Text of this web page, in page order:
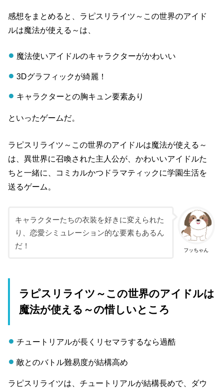
感想をまとめると、ラピスリライツ～この世界のアイド
ルは魔法が使える～は、
魔法使いアイドルのキャラクターがかわいい
3Dグラフィックが綺麗！
キャラクターとの胸キュン要素あり
といったゲームだ。
ラピスリライツ～この世界のアイドルは魔法が使える～
は、異世界に召喚された主人公が、かわいいアイドルた
ちと一緒に、コミカルかつドラマティックに学園生活を
送るゲーム。
フッちゃん
キャラクターたちの衣装を好きに変えられた
り、恋愛シミュレーション的な要素もあるん
だ！
ラピスリライツ～この世界のアイドルは
魔法が使える～の惜しいところ
チュートリアルが長くリセマラするなら過酷
敵とのバトル難易度が結構高め
ラピスリライツは、チュートリアルが結構長めで、ダウ